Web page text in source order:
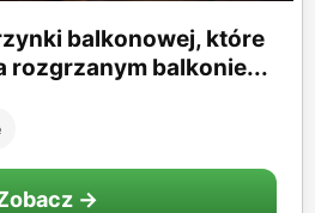
balkonowej, które
rozgrzanym balkonie...
→